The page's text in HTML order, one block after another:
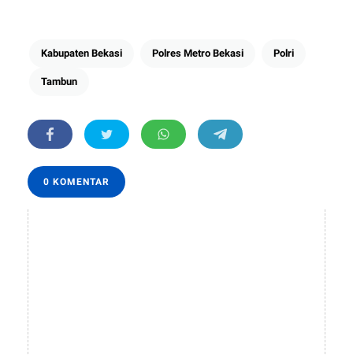
Kabupaten Bekasi Polres Metro Bekasi Polri
Tambun
0 KOMENTAR